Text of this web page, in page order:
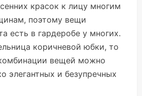
красок к лицу многим
поэтому вещи
есть в гардеробе у многих.
коричневой юбки, то
вещей можно
элегантных и безупречных